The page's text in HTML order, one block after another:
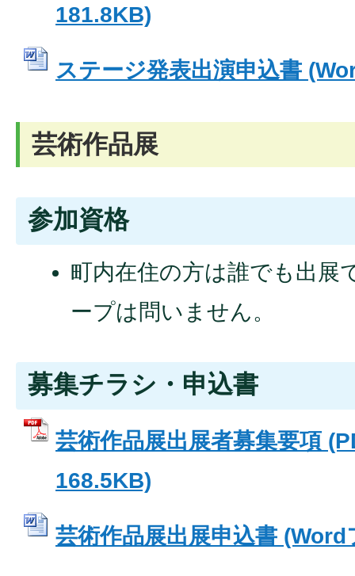
181.8KB)
ステージ発表出演申込書
芸術作品展
参加資格
町内在住の方は誰でも出展
ープは問いません。
募集チラシ・申込書
芸術作品展出展者募集要項
168.5KB)
芸術作品展出展申込書